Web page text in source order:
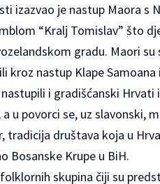
izazvao je nastup Maora s
“Kralj Tomislav” što
gradu. Maori
kroz nastup Klape
i gradišćanski
u povorci se, uz slavonski,
tradicija društava koja u
Bosanske Krupe u BiH.
skupina čiji su